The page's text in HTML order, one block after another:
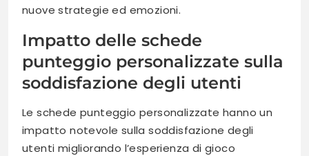
nuove strategie ed emozioni.
Impatto delle schede
punteggio personalizzate sulla
soddisfazione degli utenti
Le schede punteggio personalizzate hanno un
impatto notevole sulla soddisfazione degli
utenti migliorando l’esperienza di gioco